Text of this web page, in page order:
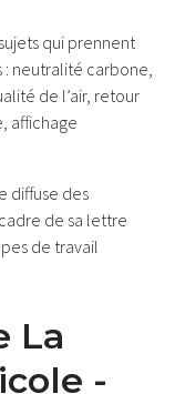
qui prennent
: neutralité carbone,
de l’air, retour
affichage
diffuse des
de sa lettre
de travail
La
-